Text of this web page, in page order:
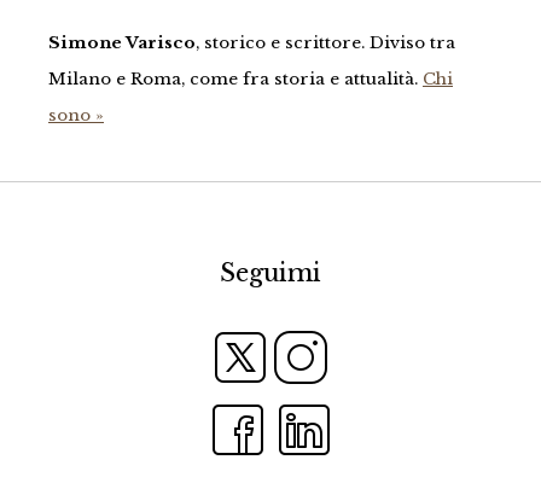
Simone Varisco, storico e scrittore. Diviso tra
Milano e Roma, come fra storia e attualità. Chi
sono »
Seguimi